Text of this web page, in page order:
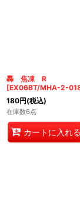
轟 焦凍 R
[EX06BT/MHA-2-
180円(税込)
在庫数6点
カートに入れる